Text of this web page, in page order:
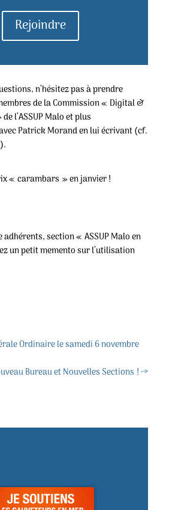
Rejoindre
n’hésitez pas à prendre
de la Commission « Digital &
l’ASSUP Malo et plus
Patrick Morand en lui écrivant (cf.
« carambars » en janvier !
adhérents, section « ASSUP Malo en
un petit memento sur l’utilisation
Ordinaire le samedi 6 novembre
Bureau et Nouvelles Sections !→